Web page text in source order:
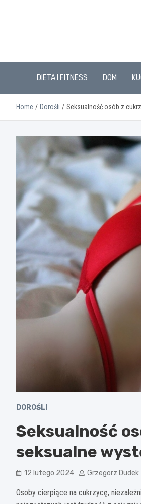
DIETA I FITNESS DOM
Home Dorośli Seksualność osób z
DOROŚLI
Seksualność
seksualne
12 lutego 2024 Grzegorz Dudek
Osoby cierpiące na cukrzycę,